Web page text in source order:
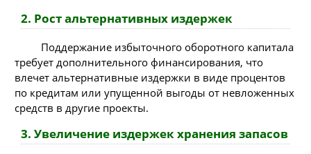
2. Рост альтернативных издержек
Поддержание избыточного оборотного капитала
требует дополнительного финансирования, что
влечет альтернативные издержки в виде процентов
по кредитам или упущенной выгоды от невложенных
средств в другие проекты.
3. Увеличение издержек хранения запасов